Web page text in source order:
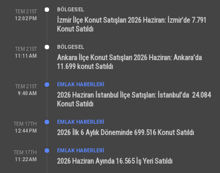
TEM 21ST
12:02 PM
BÖLGESEL
İzmir İlçe Konut Satışları 2026 Haziran: İzmir’de 7.791
Konut Satıldı
TEM 21ST
11:11 AM
BÖLGESEL
Ankara İlçe Konut Satışları 2026 Haziran: Ankara’da
11.699 konut Satıldı
TEM 21ST
9:40 AM
EMLAK HABERLERI
2026 Haziran İstanbul İlçe Satışları: İstanbul’da 24.084
Konut Satıldı
TEM 17TH
12:44 PM
EMLAK HABERLERI
2026 İlk 6 Aylık Döneminde 699.516 Konut Satıldı
TEM 17TH
11:22 AM
EMLAK HABERLERI
2026 Haziran Ayında 16.565 İş Yeri Satıldı